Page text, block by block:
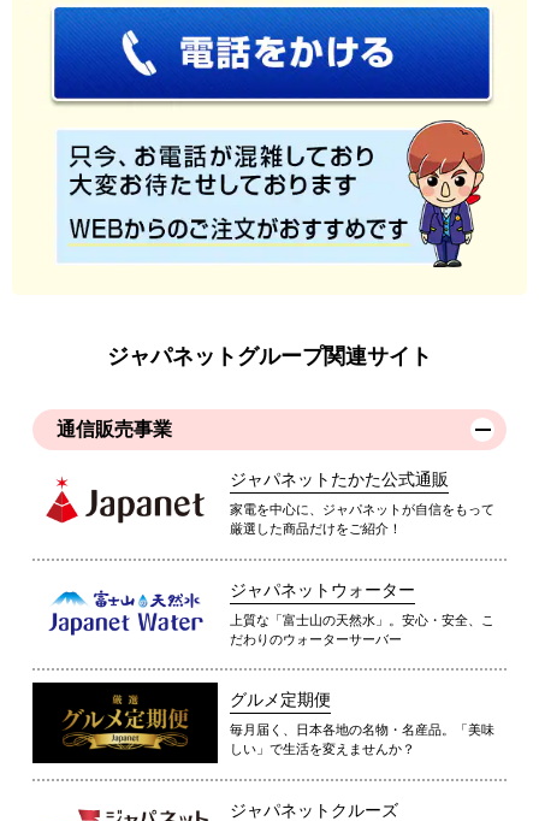
ジャパネットグループ関連サイト
通信販売事業
ジャパネットたかた公式通販
家電を中心に、ジャパネットが自信をもって
厳選した商品だけをご紹介！
ジャパネットウォーター
上質な「富士山の天然水」。安心・安全、こ
だわりのウォーターサーバー
グルメ定期便
毎月届く、日本各地の名物・名産品。「美味
しい」で生活を変えませんか？
ジャパネットクルーズ